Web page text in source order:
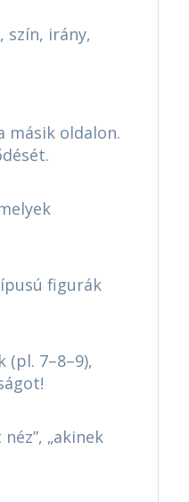
szín, irány,
másik oldalon.
figurák
(pl. 7–8–9),
„akinek